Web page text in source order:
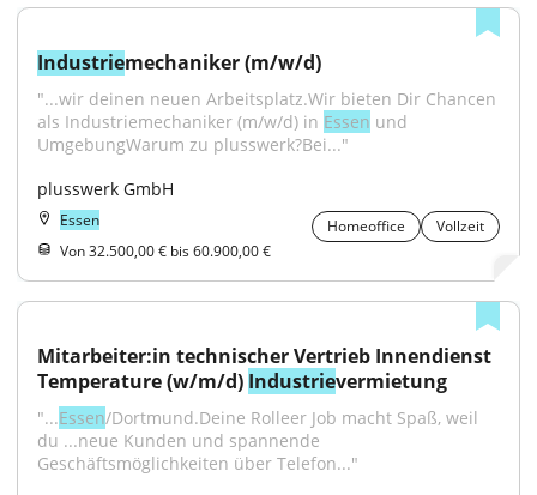
Industriemechaniker (m/w/d)
"...wir deinen neuen Arbeitsplatz.Wir bieten Dir Chancen
als Industriemechaniker (m/w/d) in Essen und
UmgebungWarum zu plusswerk?Bei..."
plusswerk GmbH
Essen Homeoffice
Vollzeit
Von 32.500,00 € bis 60.900,00 €
Mitarbeiter:in technischer Vertrieb Innendienst
Temperature (w/m/d) Industrievermietung
"...Essen/Dortmund.Deine Rolleer Job macht Spaß, weil
du ...neue Kunden und spannende
Geschäftsmöglichkeiten über Telefon..."